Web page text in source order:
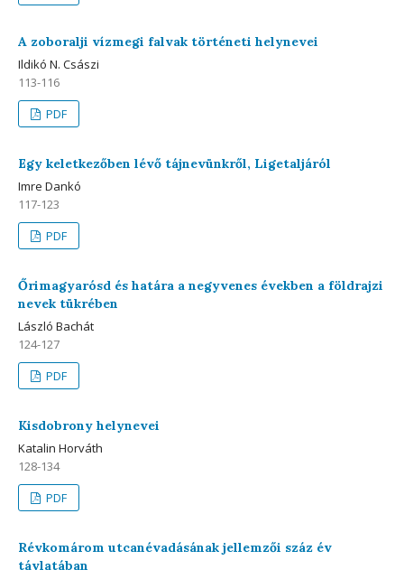
A zoboralji vízmegi falvak történeti helynevei
Ildikó N. Császi
113-116
PDF
Egy keletkezőben lévő tájnevünkről, Ligetaljáról
Imre Dankó
117-123
PDF
Őrimagyarósd és határa a negyvenes években a földrajzi
nevek tükrében
László Bachát
124-127
PDF
Kisdobrony helynevei
Katalin Horváth
128-134
PDF
Révkomárom utcanévadásának jellemzői száz év
távlatában